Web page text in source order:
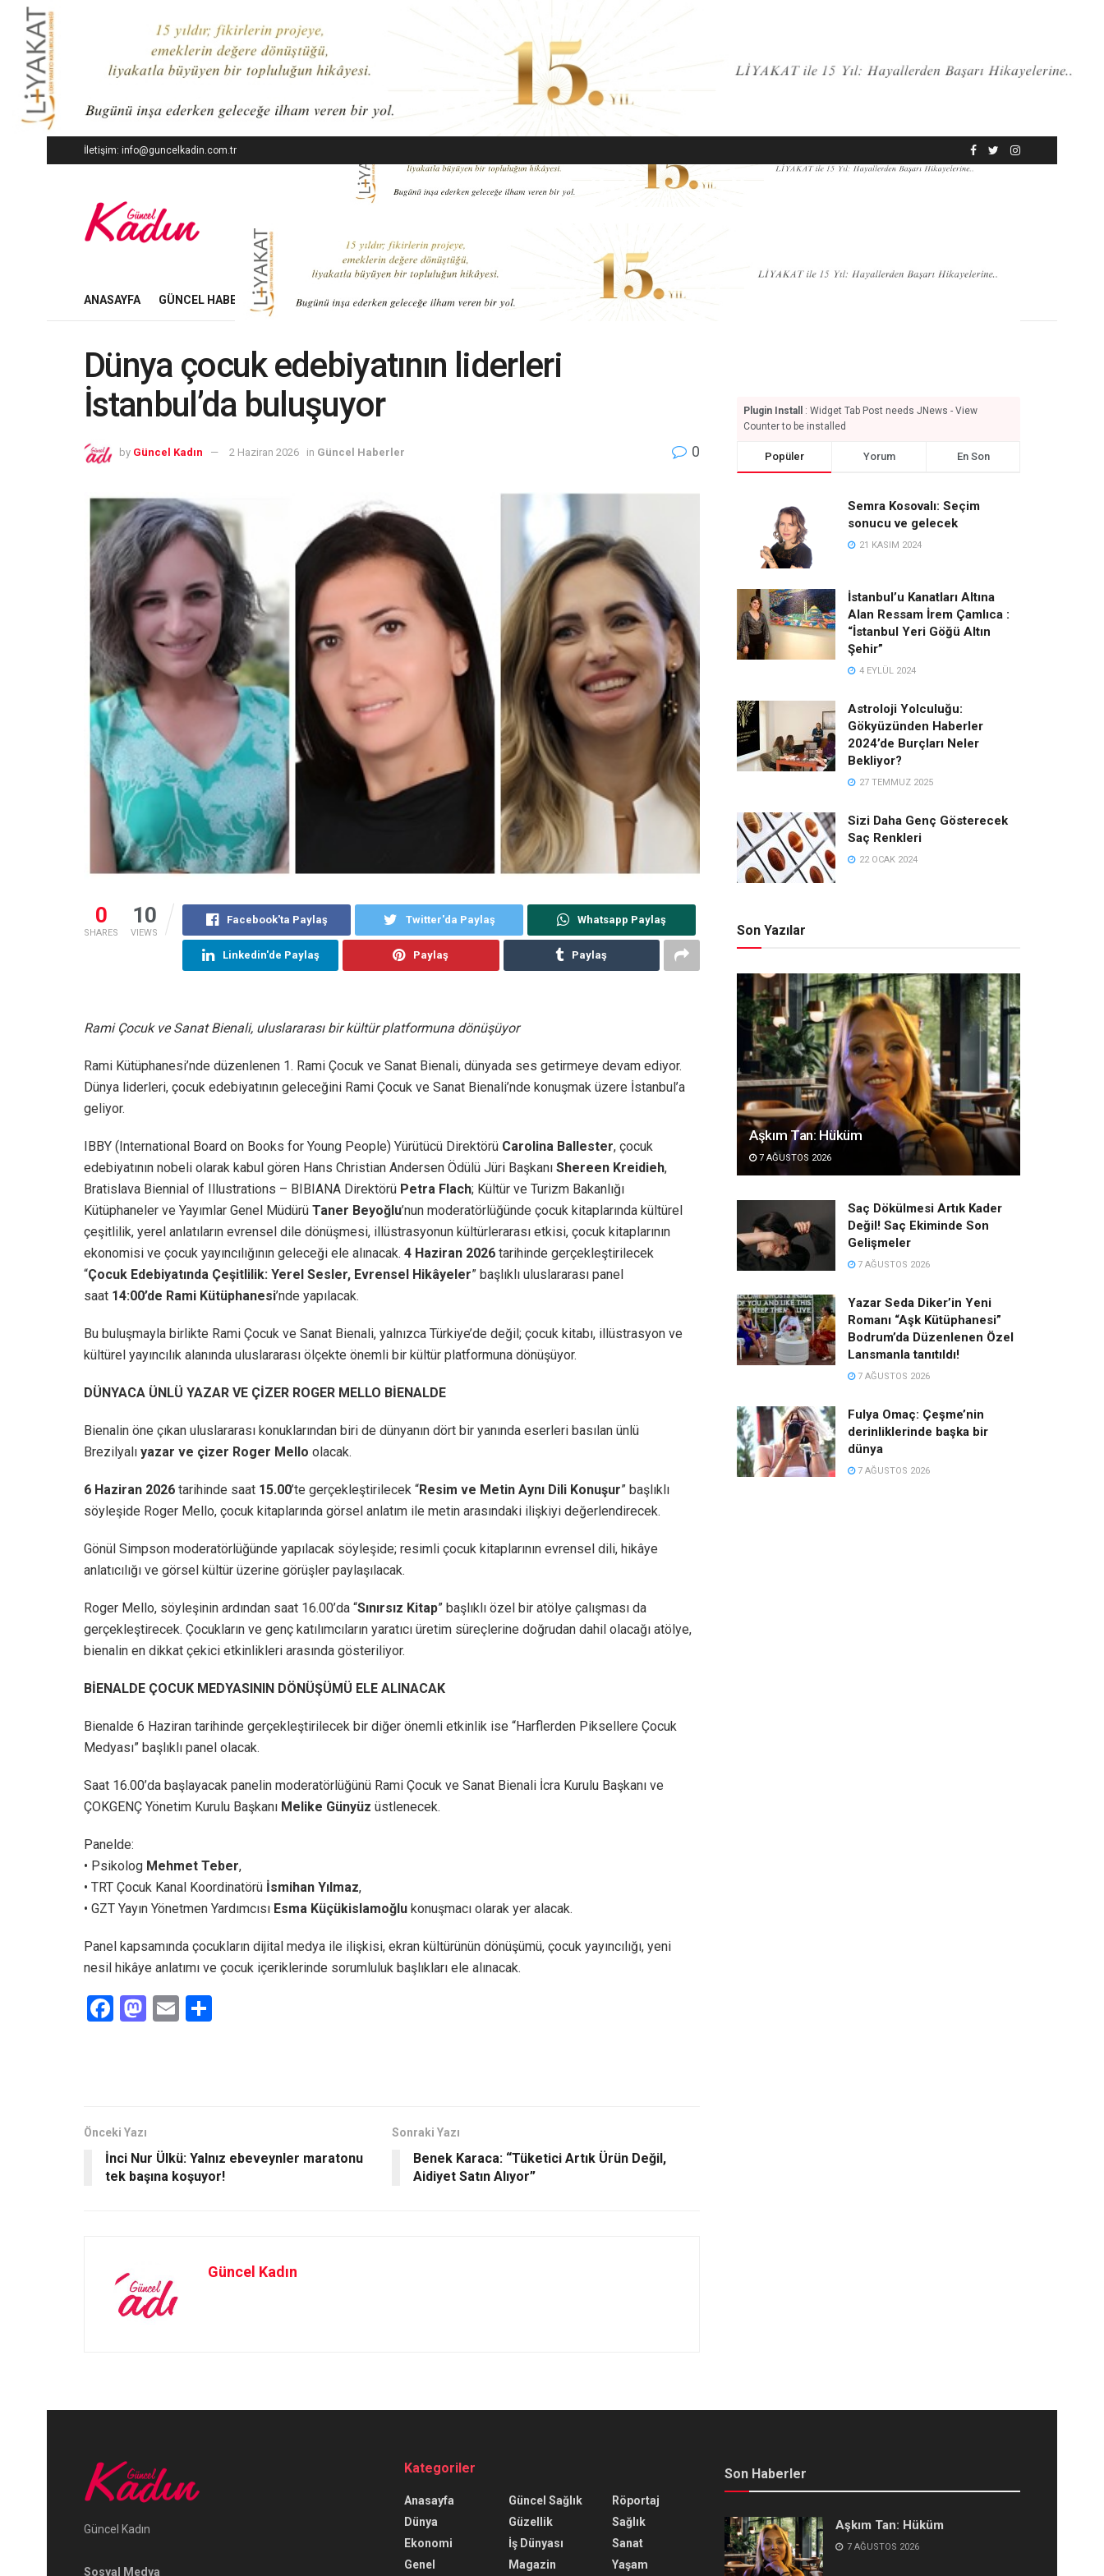
İletişim: info@guncelkadin.com.tr
ANASAYFA GÜNCEL HABERLER İŞ DÜNYASI EKONOMI MODA GÜZELLIK YAŞAM SANAT
Dünya çocuk edebiyatının liderleri
İstanbul’da buluşuyor
by Güncel Kadın 2 Haziran 2026 in Güncel Haberler 0
0
SHARES
10
VIEWS
Facebook'ta Paylaş Twitter'da Paylaş Whatsapp Paylaş
Linkedin'de Paylaş Paylaş Paylaş
Rami Çocuk ve Sanat Bienali, uluslararası bir kültür platformuna dönüşüyor
Rami Kütüphanesi’nde düzenlenen 1. Rami Çocuk ve Sanat Bienali, dünyada ses getirmeye devam ediyor.
Dünya liderleri, çocuk edebiyatının geleceğini Rami Çocuk ve Sanat Bienali’nde konuşmak üzere İstanbul’a
geliyor.
IBBY (International Board on Books for Young People) Yürütücü Direktörü Carolina Ballester, çocuk
edebiyatının nobeli olarak kabul gören Hans Christian Andersen Ödülü Jüri Başkanı Shereen Kreidieh,
Bratislava Biennial of Illustrations – BIBIANA Direktörü Petra Flach; Kültür ve Turizm Bakanlığı
Kütüphaneler ve Yayımlar Genel Müdürü Taner Beyoğlu’nun moderatörlüğünde çocuk kitaplarında kültürel
çeşitlilik, yerel anlatıların evrensel dile dönüşmesi, illüstrasyonun kültürlerarası etkisi, çocuk kitaplarının
ekonomisi ve çocuk yayıncılığının geleceği ele alınacak. 4 Haziran 2026 tarihinde gerçekleştirilecek
“Çocuk Edebiyatında Çeşitlilik: Yerel Sesler, Evrensel Hikâyeler” başlıklı uluslararası panel
saat 14:00’de Rami Kütüphanesi’nde yapılacak.
Bu buluşmayla birlikte Rami Çocuk ve Sanat Bienali, yalnızca Türkiye’de değil; çocuk kitabı, illüstrasyon ve
kültürel yayıncılık alanında uluslararası ölçekte önemli bir kültür platformuna dönüşüyor.
DÜNYACA ÜNLÜ YAZAR VE ÇİZER ROGER MELLO BİENALDE
Bienalin öne çıkan uluslararası konuklarından biri de dünyanın dört bir yanında eserleri basılan ünlü
Brezilyalı yazar ve çizer Roger Mello olacak.
6 Haziran 2026 tarihinde saat 15.00’te gerçekleştirilecek “Resim ve Metin Aynı Dili Konuşur” başlıklı
söyleşide Roger Mello, çocuk kitaplarında görsel anlatım ile metin arasındaki ilişkiyi değerlendirecek.
Gönül Simpson moderatörlüğünde yapılacak söyleşide; resimli çocuk kitaplarının evrensel dili, hikâye
anlatıcılığı ve görsel kültür üzerine görüşler paylaşılacak.
Roger Mello, söyleşinin ardından saat 16.00’da “Sınırsız Kitap” başlıklı özel bir atölye çalışması da
gerçekleştirecek. Çocukların ve genç katılımcıların yaratıcı üretim süreçlerine doğrudan dahil olacağı atölye,
bienalin en dikkat çekici etkinlikleri arasında gösteriliyor.
BİENALDE ÇOCUK MEDYASININ DÖNÜŞÜMÜ ELE ALINACAK
Bienalde 6 Haziran tarihinde gerçekleştirilecek bir diğer önemli etkinlik ise “Harflerden Piksellere Çocuk
Medyası” başlıklı panel olacak.
Saat 16.00’da başlayacak panelin moderatörlüğünü Rami Çocuk ve Sanat Bienali İcra Kurulu Başkanı ve
ÇOKGENÇ Yönetim Kurulu Başkanı Melike Günyüz üstlenecek.
Panelde:
• Psikolog Mehmet Teber,
• TRT Çocuk Kanal Koordinatörü İsmihan Yılmaz,
• GZT Yayın Yönetmen Yardımcısı Esma Küçükislamoğlu konuşmacı olarak yer alacak.
Panel kapsamında çocukların dijital medya ile ilişkisi, ekran kültürünün dönüşümü, çocuk yayıncılığı, yeni
nesil hikâye anlatımı ve çocuk içeriklerinde sorumluluk başlıkları ele alınacak.
F
o
k
M
n
E
Önceki Yazı
İnci Nur Ülkü: Yalnız ebeveynler maratonu
tek başına koşuyor!
Sonraki Yazı
Benek Karaca: “Tüketici Artık Ürün Değil,
Aidiyet Satın Alıyor”
Güncel Kadın
Plugin Install
: Widget Tab Post needs JNews - View
Counter to be installed
Popüler Yorum En Son
Semra Kosovalı: Seçim
sonucu ve gelecek
21 KASIM 2024
İstanbul’u Kanatları Altına
Alan Ressam İrem Çamlıca :
“İstanbul Yeri Göğü Altın
Şehir”
4 EYLÜL 2024
Astroloji Yolculuğu:
Gökyüzünden Haberler
2024’de Burçları Neler
Bekliyor?
27 TEMMUZ 2025
Sizi Daha Genç Gösterecek
Saç Renkleri
22 OCAK 2024
Son Yazılar
Aşkım Tan: Hüküm
7 AĞUSTOS 2026
Saç Dökülmesi Artık Kader
Değil! Saç Ekiminde Son
Gelişmeler
7 AĞUSTOS 2026
Yazar Seda Diker’in Yeni
Romanı “Aşk Kütüphanesi”
Bodrum’da Düzenlenen Özel
Lansmanla tanıtıldı!
7 AĞUSTOS 2026
Fulya Omaç: Çeşme’nin
derinliklerinde başka bir
dünya
7 AĞUSTOS 2026
Güncel Kadın
Sosyal Medya
Kategoriler
Anasayfa
Dünya
Ekonomi
Genel
Güncel Sağlık
Güzellik
İş Dünyası
Magazin
Röportaj
Sağlık
Sanat
Yaşam
Son Haberler
Aşkım Tan: Hüküm
7 AĞUSTOS 2026